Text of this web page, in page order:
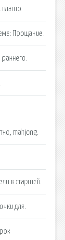
Прощание.
mahjong.
в старшей.
для.